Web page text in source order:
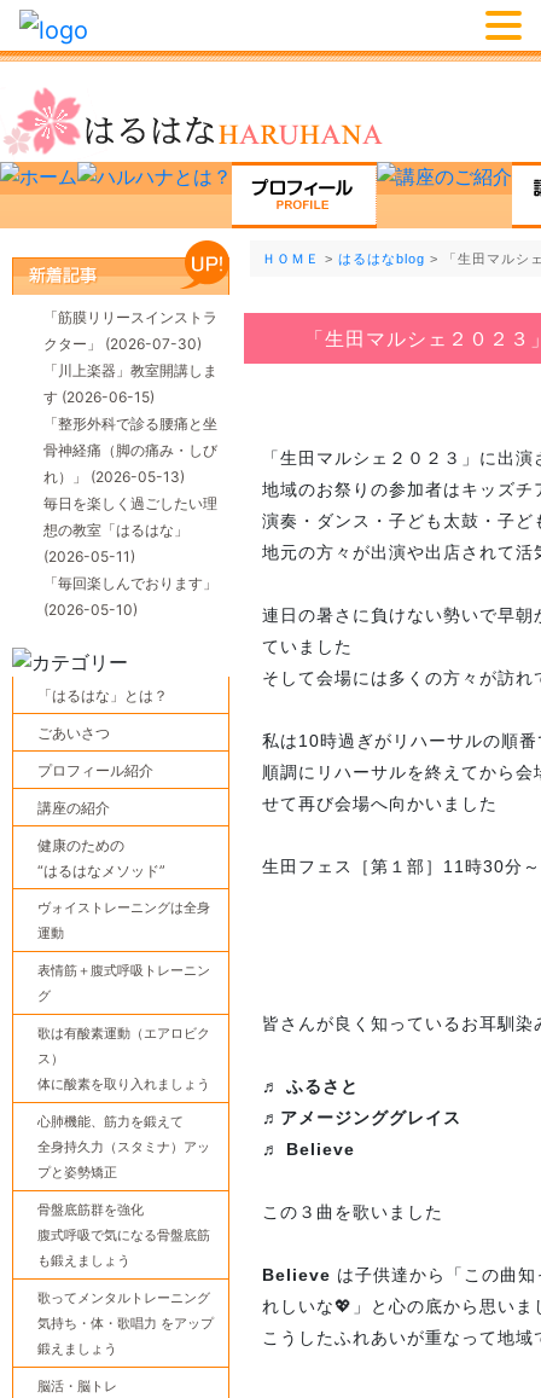
ＨＯＭＥ > はるはなblog > 「生田マルシ
「生田マルシェ２０２
「生田マルシェ２０２３」に出
地域のお祭りの参加者はキッズチ
演奏・ダンス・子ども太鼓・子
地元の方々が出演や出店されて
連日の暑さに負けない勢いで早
ていました
そして会場には多くの方々が訪れ
私は10時過ぎがリハーサルの順
順調にリハーサルを終えてから
せて再び会場へ向かいました
生田フェス［第１部］11時30分
皆さんが良く知っているお耳馴染
♬ ふるさと
♬アメージンググレイス
♬ Believe
この３曲を歌いました
Believe は子供達から「この曲
れしいな💖」と心の底から思いま
こうしたふれあいが重なって地
「筋膜リリースインストラ
クター」 (2026-07-30)
「川上楽器」教室開講しま
す (2026-06-15)
「整形外科で診る腰痛と坐
骨神経痛（脚の痛み・しび
れ）」 (2026-05-13)
毎日を楽しく過ごしたい理
想の教室「はるはな」
(2026-05-11)
「毎回楽しんでおります」
(2026-05-10)
「はるはな」とは？
ごあいさつ
プロフィール紹介
講座の紹介
健康のための
“はるはなメソッド”
ヴォイストレーニングは全身
運動
表情筋＋腹式呼吸トレーニン
グ
歌は有酸素運動（エアロビク
ス）
体に酸素を取り入れましょう
心肺機能、筋力を鍛えて
全身持久力（スタミナ）アッ
プと姿勢矯正
骨盤底筋群を強化
腹式呼吸で気になる骨盤底筋
も鍛えましょう
歌ってメンタルトレーニング
気持ち・体・歌唱力 をアップ
鍛えましょう
脳活・脳トレ